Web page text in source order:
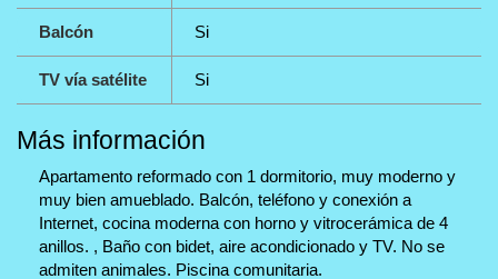
Balcón Si
TV vía satélite Si
Más información
Apartamento reformado con 1 dormitorio, muy moderno y
muy bien amueblado. Balcón, teléfono y conexión a
Internet, cocina moderna con horno y vitrocerámica de 4
anillos. , Baño con bidet, aire acondicionado y TV. No se
admiten animales. Piscina comunitaria.